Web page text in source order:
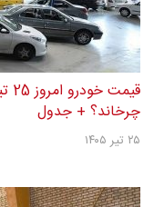
چرخاند؟ + جدول
۲۵ تیر ۱۴۰۵